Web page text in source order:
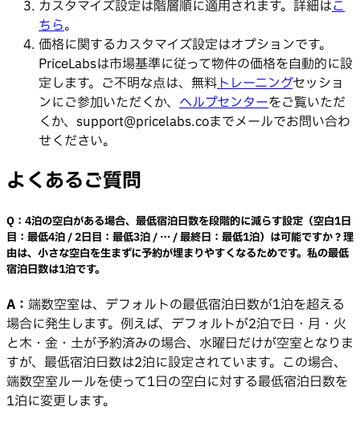
カスタマイズ設定は階層順に適用されます。詳細はこ
ちら。
価格に関するカスタマイズ設定はオプションです。
PriceLabsは市場基準に従って物件の価格を自動的に設
定します。ご不明な点は、無料トレーニングセッショ
ンにご参加いただくか、 ヘルプセンターをご覧いただ
くか、 support@pricelabs.coまでメールでお問い合わ
せください。
よくあるご質問
Q： 4泊の空白がある場合、最低宿泊日数を段階的に減らす設定（空白1日
目：最低4泊 / 2日目：最低3泊 / … / 最終日：最低1泊）は可能ですか？理
由は、小さな空白を生まずに予約が埋まりやすくなるためです。私の最低
宿泊日数は1泊です。
A： 端数空室は、デフォルトの最低宿泊日数が1泊を超える
場合に発生します。例えば、デフォルトが2泊で日・月・火
と木・金・土が予約済みの場合、水曜日だけが空室となりま
すが、最低宿泊日数は2泊に設定されています。この場合、
端数空室ルールを使って1日の空白に対する最低宿泊日数を
1泊に変更します。